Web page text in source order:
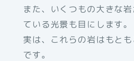
また、いくつもの大きな
ている光景も目にします。
実は、これらの岩はもと
です。